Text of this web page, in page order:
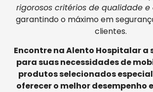
rigorosos critérios de qualidade
garantindo o máximo em
clientes.
Encontre na Alento Hospitalar a
para suas necessidades de
produtos selecionados
oferecer o melhor desempenho